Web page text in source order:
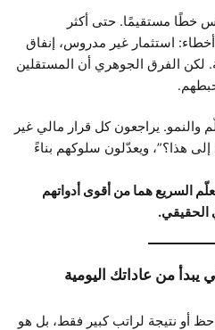
خطًا مستقيمًا. حتى أكثر
استثمار غير مدروس، إنفاق
لكن الفرق الجوهري أن المستقلين
والنمو. يراجعون كل قرار مالي غير
هذا؟”، ويعدّلون سلوكهم بناءً
السريع هما من أقوى أدواتهم
الحقيقي.
يبدأ من عاداتك اليومية
أو نتيجة لراتب كبير فقط، بل هو